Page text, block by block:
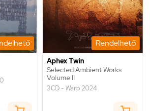
Rendelhető
Aphex Twin
Selected Ambient Works
Volume II
3CD - Warp 2024